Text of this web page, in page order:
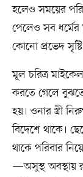
হলেও সময়ের
পেলেও সব ধর্মের
কোনো প্রভেদ
মূল চরিত্র
করতে গেলে
হয়। ওনার স্ত্রী
বিদেশে থাকে।
থাকে পরিবার
—অসুস্থ অবস্থায়